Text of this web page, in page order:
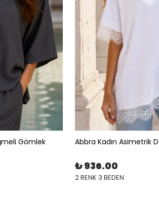
Gömlek Abbra Kadın Asimetrik
₺ 936.00
2 RENK 3 BEDEN